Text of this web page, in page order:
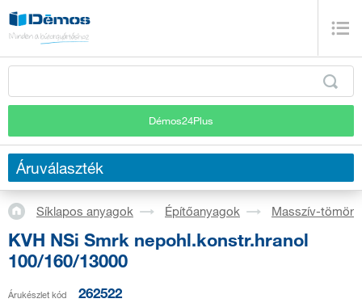
Démos24Plus
Áruválaszték
Síklapos anyagok Építőanyagok Masszív-
KVH NSi Smrk nepohl.konstr.hranol
100/160/13000
Árukészlet kód 262522